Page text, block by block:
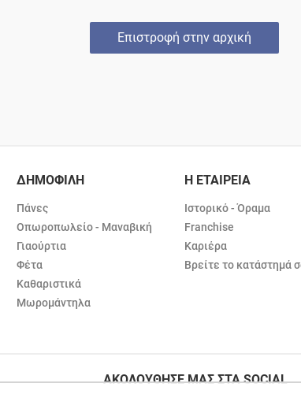
Επιστροφή στην αρχική
ΔΗΜΟΦΙΛΗ
Πάνες
Οπωροπωλείο - Μαναβική
Γιαούρτια
Φέτα
Καθαριστικά
Μωρομάντηλα
Η ΕΤΑΙΡΕΙΑ
Ιστορικό - Όραμα
Franchise
Καριέρα
Βρείτε το κατάστημά
ΑΚΟΛΟΥΘΗΣΕ ΜΑΣ ΣΤΑ SOCIAL